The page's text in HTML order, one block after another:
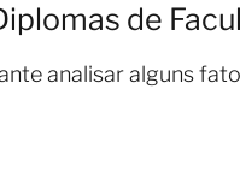
de
analisar alguns